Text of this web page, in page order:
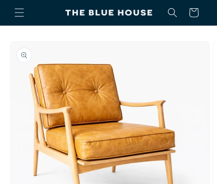
directamente
al contenido
Carrito
información
del producto